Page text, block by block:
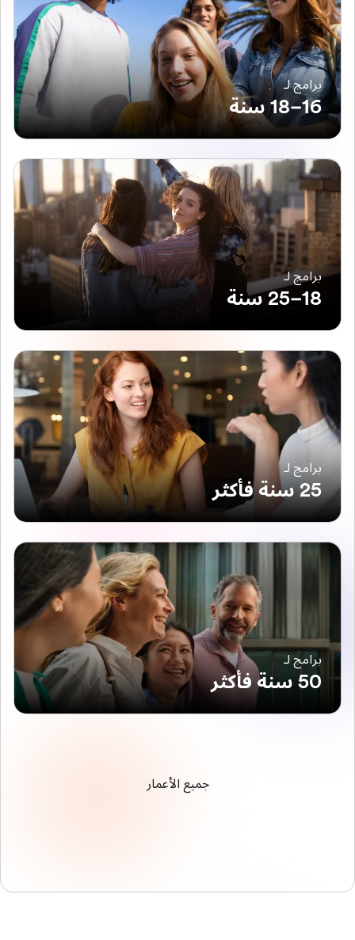
برامج لـ
16–18 سنة
برامج لـ
18–25 سنة
برامج لـ
25 سنة فأكثر
برامج لـ
50 سنة فأكثر
جميع الأعمار